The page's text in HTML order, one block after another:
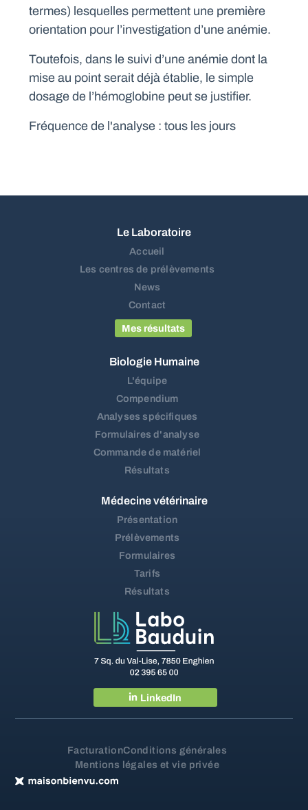
termes) lesquelles permettent une première
orientation pour l’investigation d’une anémie.
Toutefois, dans le suivi d’une anémie dont la
mise au point serait déjà établie, le simple
dosage de l’hémoglobine peut se justifier.
Fréquence de l'analyse : tous les jours
Le Laboratoire
Accueil
Les centres de prélèvements
News
Contact
Mes résultats
Biologie Humaine
L'équipe
Compendium
Analyses spécifiques
Formulaires d'analyse
Commande de matériel
Résultats
Médecine vétérinaire
Présentation
Prélèvements
Formulaires
Tarifs
Résultats
LinkedIn
FacturationConditions générales
Mentions légales et vie privée